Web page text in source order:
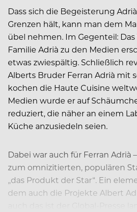
Dass sich die Begeisterung
Grenzen hält, kann man dem
übel nehmen. Im Gegenteil:
Familie Adrià zu den Medien
etwas zwiespältig. Schließlich
Alberts Bruder Ferran Adrià mit
kochen die Haute Cuisine
Medien wurde er auf
reduziert, die näher an einem
Küche anzusiedeln seien.
Dabei war auch für Ferran Adrià
zum omnizitierten, populären
„das Produkt der Star“. Ein
dem auch die Projekte Albert